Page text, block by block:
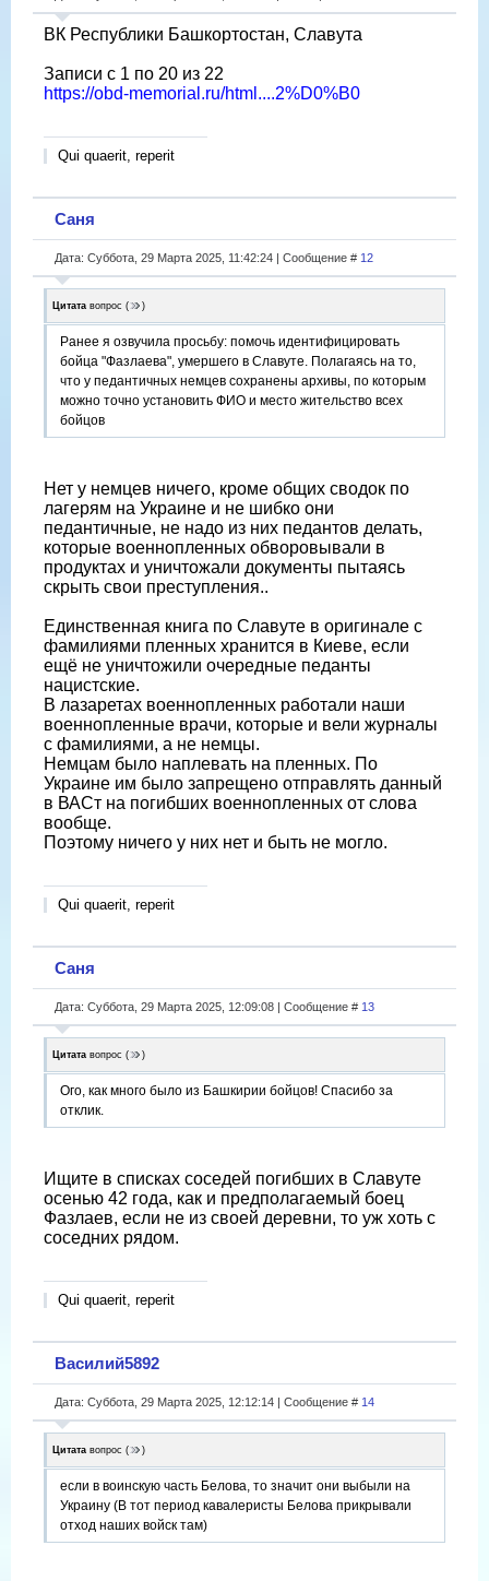
ВК Республики Башкортостан, Славута
Записи с 1 по 20 из 22
https://obd-memorial.ru/html....2%D0%B0
Qui quaerit, reperit
Саня
Дата: Суббота, 29 Марта 2025, 11:42:24 | Сообщение # 12
Цитата вопрос ( )
Ранее я озвучила просьбу: помочь идентифицировать
бойца "Фазлаева", умершего в Славуте. Полагаясь на то,
что у педантичных немцев сохранены архивы, по которым
можно точно установить ФИО и место жительство всех
бойцов
Нет у немцев ничего, кроме общих сводок по
лагерям на Украине и не шибко они
педантичные, не надо из них педантов делать,
которые военнопленных обворовывали в
продуктах и уничтожали документы пытаясь
скрыть свои преступления..
Единственная книга по Славуте в оригинале с
фамилиями пленных хранится в Киеве, если
ещё не уничтожили очередные педанты
нацистские.
В лазаретах военнопленных работали наши
военнопленные врачи, которые и вели журналы
с фамилиями, а не немцы.
Немцам было наплевать на пленных. По
Украине им было запрещено отправлять данный
в ВАСт на погибших военнопленных от слова
вообще.
Поэтому ничего у них нет и быть не могло.
Qui quaerit, reperit
Саня
Дата: Суббота, 29 Марта 2025, 12:09:08 | Сообщение # 13
Цитата вопрос ( )
Ого, как много было из Башкирии бойцов! Спасибо за
отклик.
Ищите в списках соседей погибших в Славуте
осенью 42 года, как и предполагаемый боец
Фазлаев, если не из своей деревни, то уж хоть с
соседних рядом.
Qui quaerit, reperit
Василий5892
Дата: Суббота, 29 Марта 2025, 12:12:14 | Сообщение # 14
Цитата вопрос ( )
если в воинскую часть Белова, то значит они выбыли на
Украину (В тот период кавалеристы Белова прикрывали
отход наших войск там)